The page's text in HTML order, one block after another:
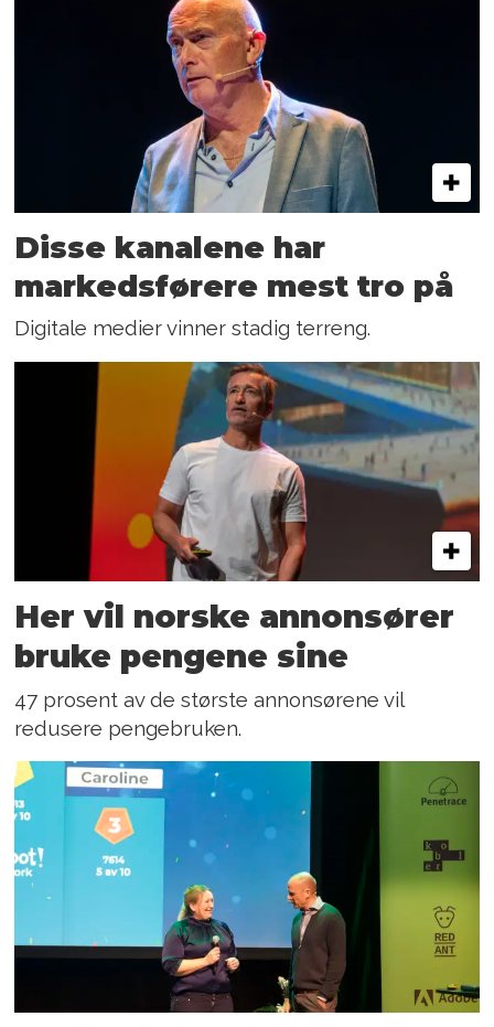
Disse kanalene har
markedsførere mest tro på
Digitale medier vinner stadig terreng.
Her vil norske annonsører
bruke pengene sine
47 prosent av de største annonsørene vil
redusere pengebruken.